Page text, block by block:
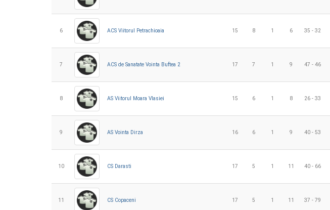
6 ACS Viitorul Petrachioaia 15 8 1 6 35 - 32
7 ACS de Sanatate Vointa Buftea 2 17 7 1 9 47 - 46
8 AS Viitorul Moara Vlasiei 15 6 1 8 26 - 33
9 AS Vointa Dirza 16 6 1 9 40 - 53
10 CS Darasti 17 5 1 11 40 - 66
11 CS Copaceni 17 5 1 11 37 - 79